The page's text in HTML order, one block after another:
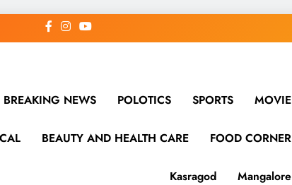
BREAKING NEWS POLOTICS SPORTS MOVIE
BEAUTY AND HEALTH CARE FOOD CORNER
Kasragod Mangalore